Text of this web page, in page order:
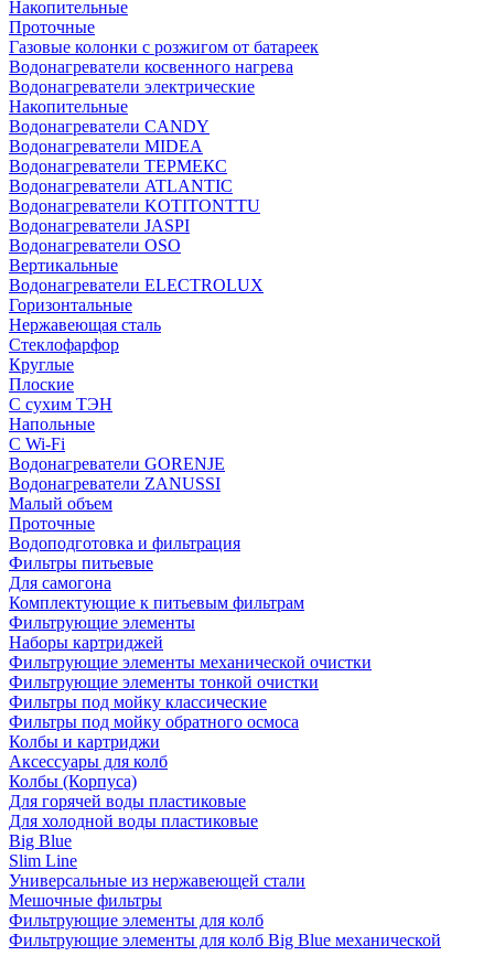
Накопительные
Проточные
Газовые колонки с розжигом от батареек
Водонагреватели косвенного нагрева
Водонагреватели электрические
Накопительные
Водонагреватели CANDY
Водонагреватели MIDEA
Водонагреватели ТЕРМЕКС
Водонагреватели ATLANTIC
Водонагреватели KOTITONTTU
Водонагреватели JASPI
Водонагреватели OSO
Вертикальные
Водонагреватели ELECTROLUX
Горизонтальные
Нержавеющая сталь
Стеклофарфор
Круглые
Плоские
С сухим ТЭН
Напольные
С Wi-Fi
Водонагреватели GORENJE
Водонагреватели ZANUSSI
Малый объем
Проточные
Водоподготовка и фильтрация
Фильтры питьевые
Для самогона
Комплектующие к питьевым фильтрам
Фильтрующие элементы
Наборы картриджей
Фильтрующие элементы механической очистки
Фильтрующие элементы тонкой очистки
Фильтры под мойку классические
Фильтры под мойку обратного осмоса
Колбы и картриджи
Аксессуары для колб
Колбы (Корпуса)
Для горячей воды пластиковые
Для холодной воды пластиковые
Big Blue
Slim Line
Универсальные из нержавеющей стали
Мешочные фильтры
Фильтрующие элементы для колб
Фильтрующие элементы для колб Big Blue механической